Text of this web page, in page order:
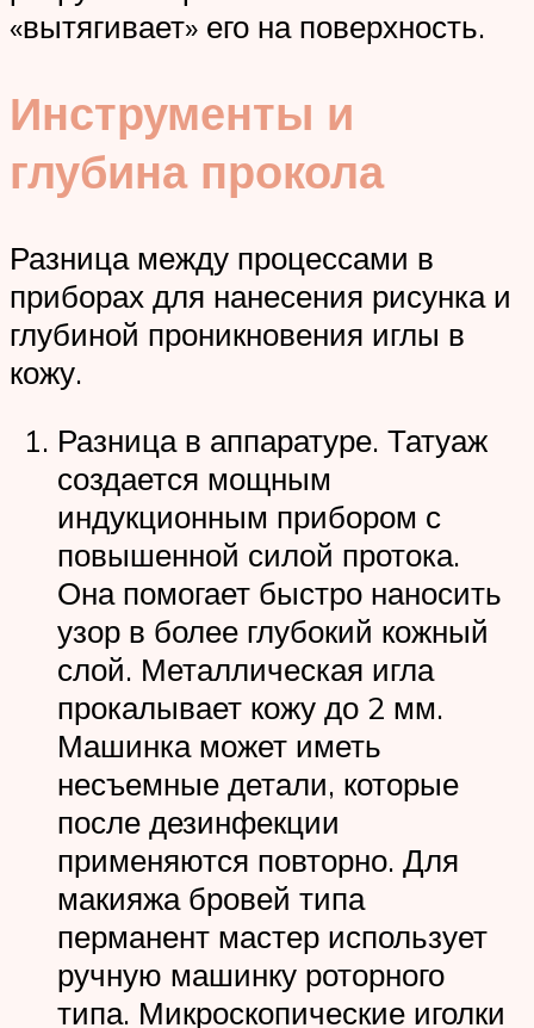
«вытягивает» его на поверхность.
Инструменты и
глубина прокола
Разница между процессами в
приборах для нанесения рисунка и
глубиной проникновения иглы в
кожу.
Разница в аппаратуре. Татуаж
создается мощным
индукционным прибором с
повышенной силой протока.
Она помогает быстро наносить
узор в более глубокий кожный
слой. Металлическая игла
прокалывает кожу до 2 мм.
Машинка может иметь
несъемные детали, которые
после дезинфекции
применяются повторно. Для
макияжа бровей типа
перманент мастер использует
ручную машинку роторного
типа. Микроскопические иголки